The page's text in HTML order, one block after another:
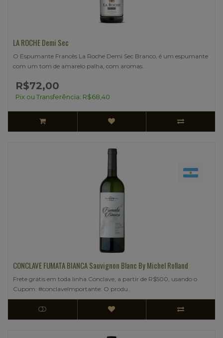
LA ROCHE Demi Sec
O Espumante Francês La Roche Demi Sec Branco, é um espumante
com um tom de amarelo palha, com aromas..
R$72,00
Pix ou Transferência: R$68,40
CONCLAVE FUMATA BIANCA Sauvignon Blanc By Michel Rolland
Frete grátis em toda linha Conclave, a partir de R$500, usando o
Cupom: #conclaveImportante: O produ..